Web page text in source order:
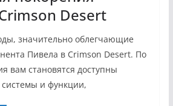
Desert
значительно облегчающие
Пивела в Crimson Desert. По
вам становятся доступны
и функции,